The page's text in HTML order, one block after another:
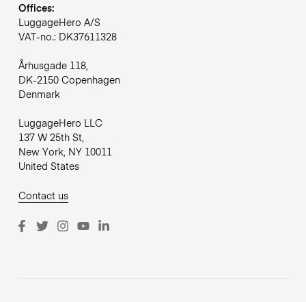
Offices:
LuggageHero A/S
VAT-no.: DK37611328
Århusgade 118,
DK-2150 Copenhagen
Denmark
LuggageHero LLC
137 W 25th St,
New York, NY 10011
United States
Contact us